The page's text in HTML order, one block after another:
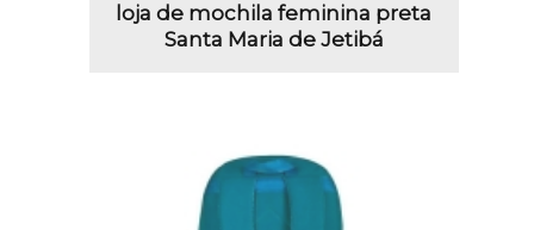
loja de mochila feminina preta
Santa Maria de Jetibá